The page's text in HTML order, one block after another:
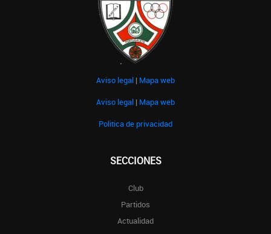
Aviso legal | Mapa web
Aviso legal | Mapa web
Politica de privacidad
SECCIONES
Club
Partidos
Actualidad